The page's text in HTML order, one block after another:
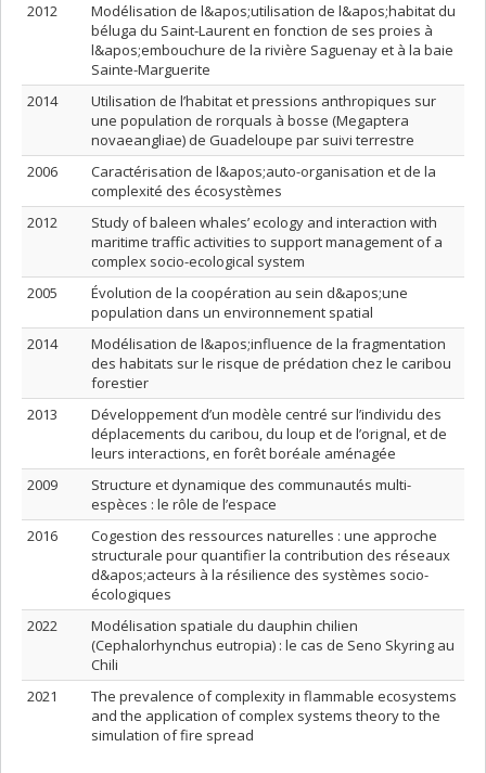
2012
Modélisation de l&apos;utilisation de l&apos;habitat du
béluga du Saint-Laurent en fonction de ses proies à
l&apos;embouchure de la rivière Saguenay et à la baie
Sainte-Marguerite
2014
Utilisation de l’habitat et pressions anthropiques sur
une population de rorquals à bosse (Megaptera
novaeangliae) de Guadeloupe par suivi terrestre
2006
Caractérisation de l&apos;auto-organisation et de la
complexité des écosystèmes
2012
Study of baleen whales’ ecology and interaction with
maritime traffic activities to support management of a
complex socio-ecological system
2005
Évolution de la coopération au sein d&apos;une
population dans un environnement spatial
2014
Modélisation de l&apos;influence de la fragmentation
des habitats sur le risque de prédation chez le caribou
forestier
2013
Développement d’un modèle centré sur l’individu des
déplacements du caribou, du loup et de l’orignal, et de
leurs interactions, en forêt boréale aménagée
2009
Structure et dynamique des communautés multi-
espèces : le rôle de l’espace
2016
Cogestion des ressources naturelles : une approche
structurale pour quantifier la contribution des réseaux
d&apos;acteurs à la résilience des systèmes socio-
écologiques
2022
Modélisation spatiale du dauphin chilien
(Cephalorhynchus eutropia) : le cas de Seno Skyring au
Chili
2021
The prevalence of complexity in flammable ecosystems
and the application of complex systems theory to the
simulation of fire spread